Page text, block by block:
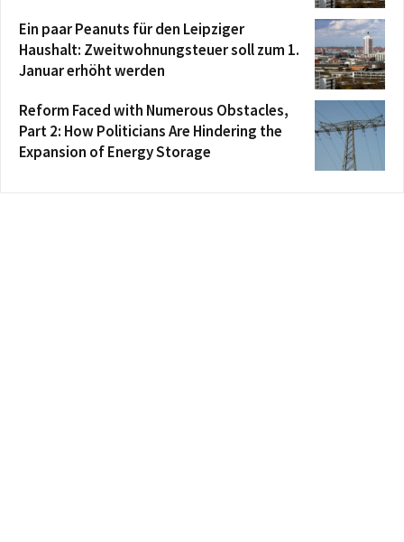
Ein paar Peanuts für den Leipziger
Haushalt: Zweitwohnungsteuer soll zum 1.
Januar erhöht werden
Reform Faced with Numerous Obstacles,
Part 2: How Politicians Are Hindering the
Expansion of Energy Storage